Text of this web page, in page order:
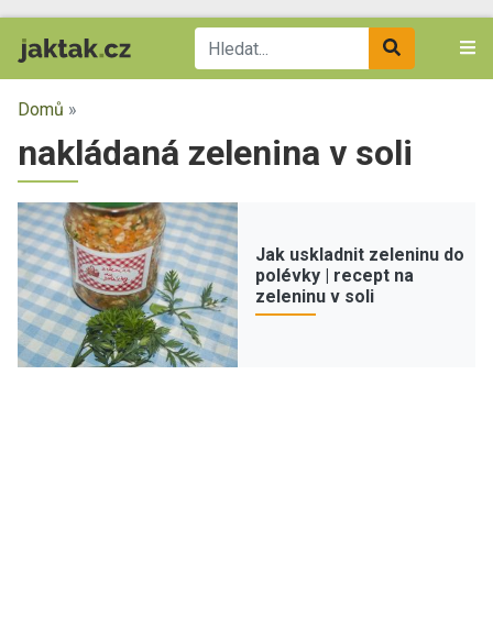
Domů »
nakládaná zelenina v soli
Jak uskladnit zeleninu do
polévky | recept na
zeleninu v soli